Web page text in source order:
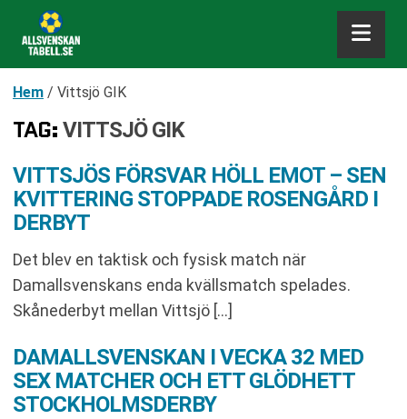
Hem / Vittsjö GIK
TAG: VITTSJÖ GIK
VITTSJÖS FÖRSVAR HÖLL EMOT – SEN
KVITTERING STOPPADE ROSENGÅRD I
DERBYT
Det blev en taktisk och fysisk match när
Damallsvenskans enda kvällsmatch spelades.
Skånederbyt mellan Vittsjö […]
DAMALLSVENSKAN I VECKA 32 MED
SEX MATCHER OCH ETT GLÖDHETT
STOCKHOLMSDERBY